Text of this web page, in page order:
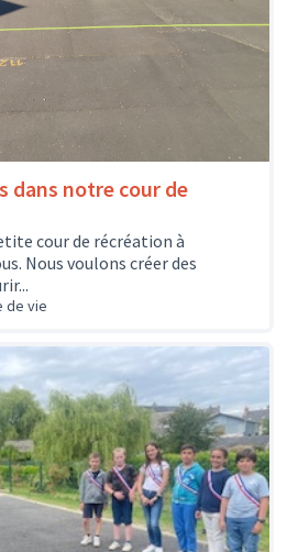
dans notre cour de
cour de récréation à
Nous voulons créer des
de vie